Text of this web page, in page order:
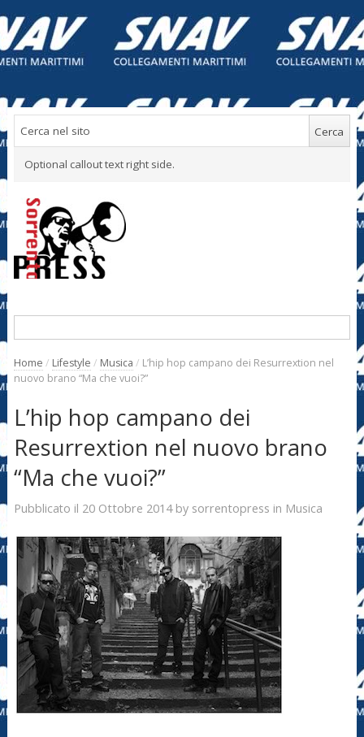
Optional callout text right side.
Home / Lifestyle / Musica / L’hip hop campano dei Resurrextion nel
nuovo brano “Ma che vuoi?”
L’hip hop campano dei
Resurrextion nel nuovo brano
“Ma che vuoi?”
Pubblicato il 20 Ottobre 2014by sorrentopress in Musica